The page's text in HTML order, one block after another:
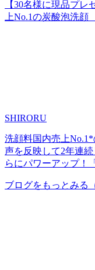
【30名様に現品プ
上No.1の炭酸泡洗
SHIRORU
洗顔料国内売上
声を反映して2年連
らにパワーアップ！
ブログをもっとみる